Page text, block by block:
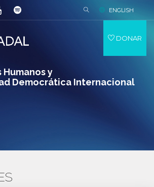
Humanos y
Democrática Internacional
ENGLISH
DONAR